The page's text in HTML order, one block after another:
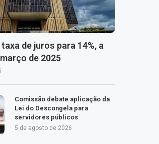
de juros para 14%, a
de 2025
Comissão debate aplicação da
Lei do Descongela para
servidores públicos
5 de agosto de 2026